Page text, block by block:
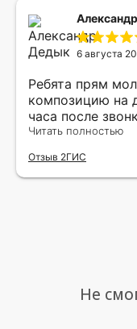
6 августа
Ребята прям
композицию на
часа после
доставлены мне
рада.
Читать полностью
Отзыв 2ГИС
Не